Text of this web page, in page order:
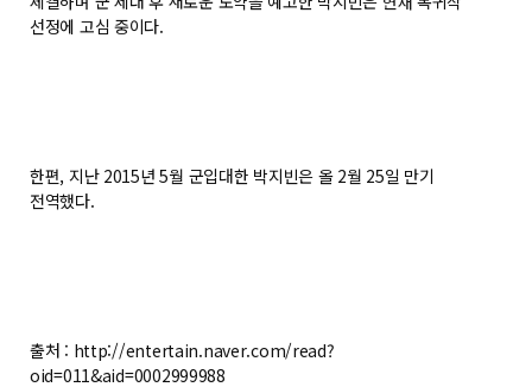
선정에 고심 중이다.
한편, 지난 2015년 5월 군입대한 박지빈은 올 2월 25일 만기
전역했다.
출처 : http://entertain.naver.com/read?
oid=011&aid=0002999988